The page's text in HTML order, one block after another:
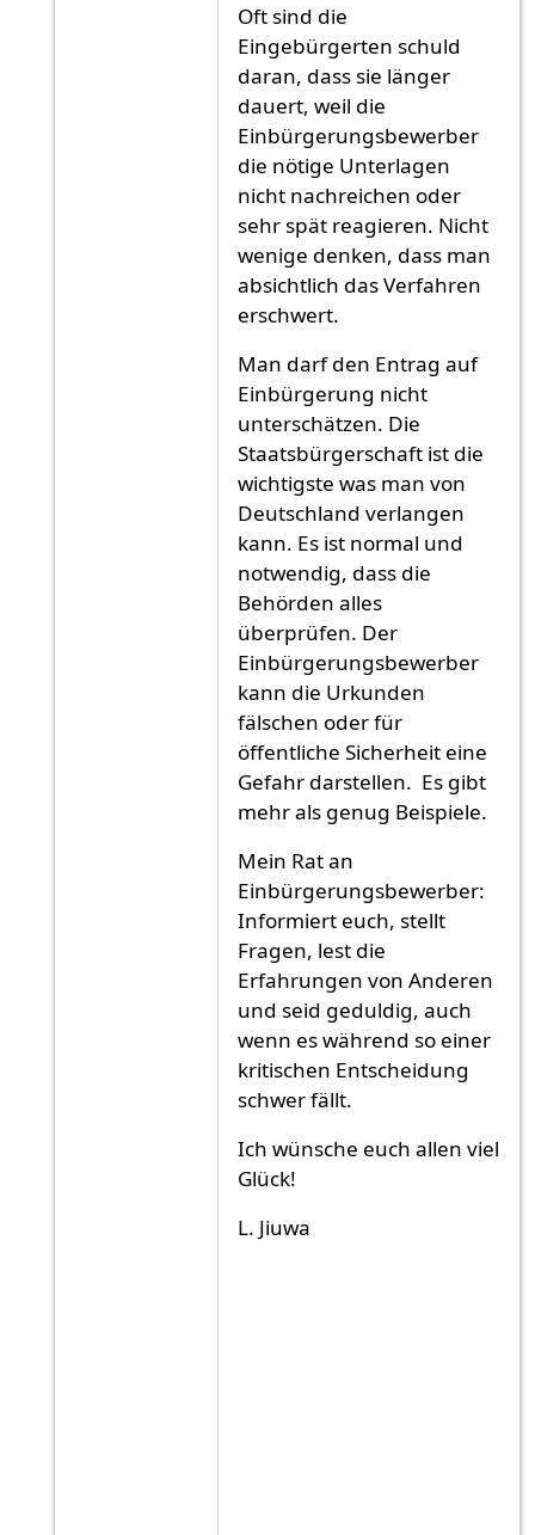
Oft sind die
Eingebürgerten schuld
daran, dass sie länger
dauert, weil die
Einbürgerungsbewerber
die nötige Unterlagen
nicht nachreichen oder
sehr spät reagieren. Nicht
wenige denken, dass man
absichtlich das Verfahren
erschwert.
Man darf den Entrag auf
Einbürgerung nicht
unterschätzen. Die
Staatsbürgerschaft ist die
wichtigste was man von
Deutschland verlangen
kann. Es ist normal und
notwendig, dass die
Behörden alles
überprüfen. Der
Einbürgerungsbewerber
kann die Urkunden
fälschen oder für
öffentliche Sicherheit eine
Gefahr darstellen. Es gibt
mehr als genug Beispiele.
Mein Rat an
Einbürgerungsbewerber:
Informiert euch, stellt
Fragen, lest die
Erfahrungen von Anderen
und seid geduldig, auch
wenn es während so einer
kritischen Entscheidung
schwer fällt.
Ich wünsche euch allen viel
Glück!
L. Jiuwa